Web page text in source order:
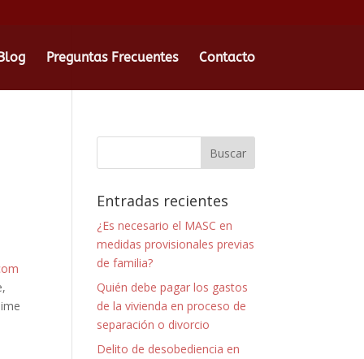
Preguntas Frecuentes Contacto
Entradas recientes
¿Es necesario el MASC en
medidas provisionales previas
de familia?
Quién debe pagar los gastos
de la vivienda en proceso de
separación o divorcio
Delito de desobediencia en